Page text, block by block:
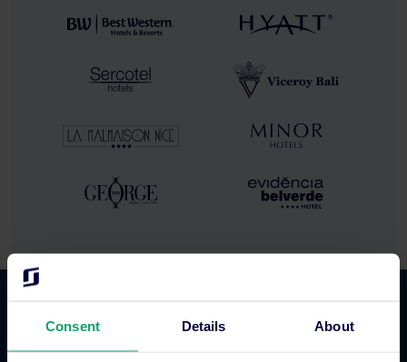
Consent Details About
Fonctionnalités